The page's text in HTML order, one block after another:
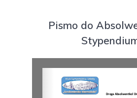
Pismo do